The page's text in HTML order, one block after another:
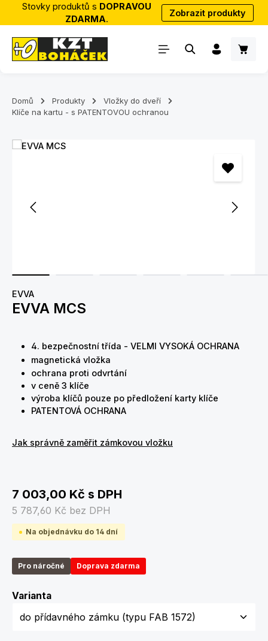
Přejít na hlavní obsah
Stovky produktů s DOPRAVOU
ZDARMA.
Zobrazit produkty
Domů Produkty
Vložky do dveří
Klíče na kartu - s PATENTOVOU ochranou
Přeskočit galerii obrázků
EVVA
EVVA MCS
4. bezpečnostní třída - VELMI VYSOKÁ OCHRANA
magnetická vložka
ochrana proti odvrtání
v ceně 3 klíče
výroba klíčů pouze po předložení karty klíče
PATENTOVÁ OCHRANA
Jak správně zaměřit zámkovou vložku
7 003,00 Kč s DPH
5 787,60 Kč bez DPH
Na objednávku do 14 dní
Pro náročné Doprava zdarma
VariantaZvolte variantu